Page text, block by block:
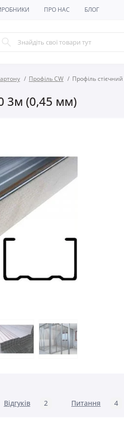
ПРО НАС БЛОГ
Профіль CW Профіль
3м (0,45 мм)
Відгуків 2 Питання 4